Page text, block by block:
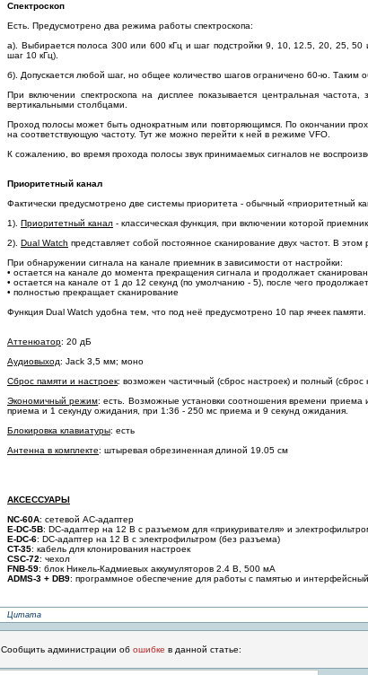
Спектроскоп
Есть. Предусмотрено два режима работы спектроскопа:
а). Выбирается полоса 300 или 600 кГц и шаг подстройки 9, 10, 12.5, 20, 25, 50
шаг 10 кГц).
б). Допускается любой шаг, но общее количество шагов ограничено 60-ю. Таким
При включении спектроскопа на дисплее показывается центральная
вертикальными столбцами.
Проход полосы может быть однократным или повторяющимся. По окончании
на соответствующую частоту. Тут же можно перейти к ней в режиме VFO.
К сожалению, во время прохода полосы звук принимаемых сигналов не
Приоритетный канал
Фактически предусмотрено две системы приоритета - обычный «приоритетный
1). Приоритетный канал - классическая функция, при включении которой
2). Dual Watch представляет собой постоянное сканирование двух частот. В
При обнаружении сигнала на канале приемник в зависимости от настройки:
• остается на канале до момента прекращения сигнала и продолжает
• остается на канале от 1 до 12 секунд (по умолчанию - 5), после чего
• полностью прекращает сканирование
Функция Dual Watch удобна тем, что под неё предусмотрено 10 пар ячеек
Аттенюатор: 20 дБ
Аудиовыход: Jack 3,5 мм; моно
Сброс памяти и настроек: возможен частичный (сброс настроек) и полный (сброс
Экономичный режим: есть. Возможные установки соотношения времени
приема и 1 секунду ожидания, при 1:36 - 250 мс приема и 9 секунд ожидания.
Блокировка клавиатуры: есть
Антенна в комплекте: штыревая обрезиненная длиной 19.05 см
АКСЕССУАРЫ
NC-60A: сетевой АС-адаптер
E-DC-5B: DC-адаптер на 12 В с разъемом для «прикуривателя» и
E-DC-6: DC-адаптер на 12 В с электрофильтром (без разъема)
CT-35: кабель для клонирования настроек
CSC-72: чехол
FNB-59: блок Никель-Кадмиевых аккумуляторов 2.4 В, 500 мА
ADMS-3 + DB9: программное обеспечение для работы с памятью и
Цитата
Сообщить администрации об ошибке в данной статье: